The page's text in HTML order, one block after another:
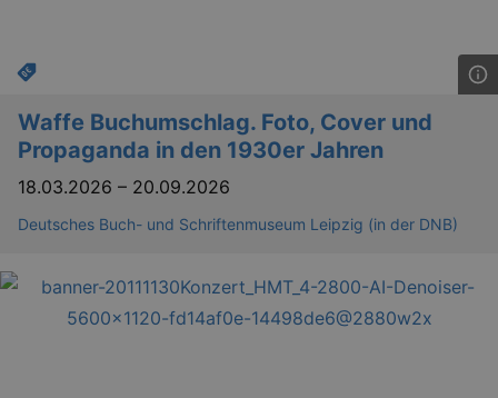
Waffe Buchumschlag. Foto, Cover und
Propaganda in den 1930er Jahren
18.03.2026 – 20.09.2026
Deutsches Buch- und Schriftenmuseum Leipzig (in der DNB)